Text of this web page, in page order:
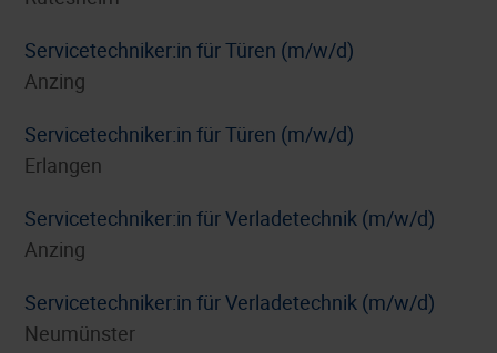
Servicetechniker:in für Türen (m/w/d)
Anzing
Servicetechniker:in für Türen (m/w/d)
Erlangen
Servicetechniker:in für Verladetechnik (m/w/d)
Anzing
Servicetechniker:in für Verladetechnik (m/w/d)
Neumünster